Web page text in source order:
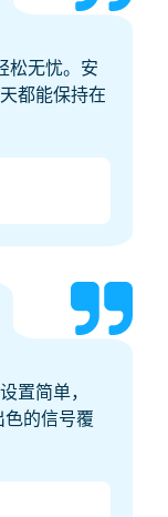
松无忧。安
都能保持在
置简单，
的信号覆